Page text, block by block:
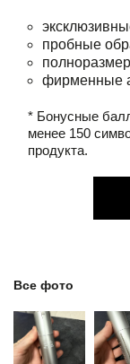
пробные
фирменные
* Бонусные
менее 150
продукта.
Все фото